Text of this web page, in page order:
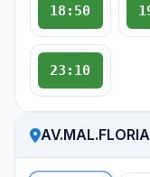
18:50
23:10